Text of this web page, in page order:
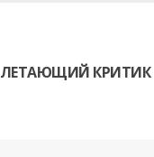
ЛЕТАЮЩИЙ КРИТИК